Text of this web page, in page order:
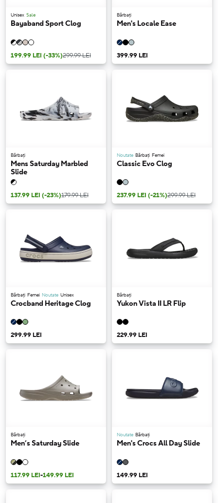
Unisex Sale
Bayaband Sport Clog
199.99 LEI (-33%)299.99 LEI
Bărbați
Men's Locale Ease
399.99 LEI
Bărbați
Mens Saturday Marbled
Slide
137.99 LEI (-23%)179.99 LEI
Noutate Bărbați Femei
Classic Evo Clog
237.99 LEI (-21%)299.99 LEI
Bărbați Femei Noutate Unisex
Crocband Heritage Clog
299.99 LEI
Bărbați
Yukon Vista II LR Flip
229.99 LEI
Bărbați
Men’s Saturday Slide
117.99 LEI-149.99 LEI
Noutate Bărbați
Men's Crocs All Day Slide
149.99 LEI